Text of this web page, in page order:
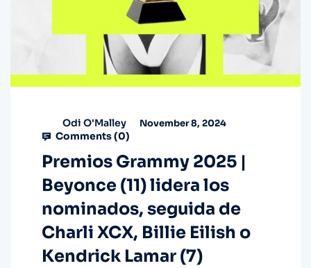
Odi O'Malley November 8, 2024
Comments (0)
Premios Grammy 2025 |
Beyonce (11) lidera los
nominados, seguida de
Charli XCX, Billie Eilish o
Kendrick Lamar (7)